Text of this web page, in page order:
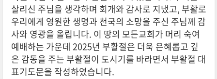
살리신 주님을 생각하며 회개와 감사로 지냈고, 부활로
우리에게 영원한 생명과 천국의 소망을 주신 주님께 감
사와 영광을 올립니다. 이 땅의 모든교회가 머리 숙여
예배하는 가운데 2025년 부활절은 더욱 은혜롭고 깊
은 감동을 주는 부활절이 도시기를 바라면서 부활절 대
표기도문을 작성하였습니다.